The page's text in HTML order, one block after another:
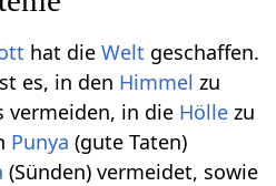
hat dieWelt geschaffen.
es, in den Himmel zu
vermeiden, in die Hölle zu
Punya (gute Taten)
(Sünden) vermeidet, sowie